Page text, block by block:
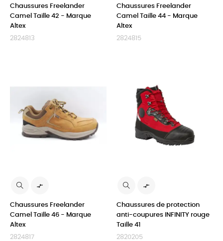
Chaussures Freelander
Camel Taille 42 - Marque
Altex
2824813
Chaussures Freelander
Camel Taille 44 - Marque
Altex
2824815

Chaussures Freelander
Camel Taille 46 - Marque
Altex
2824817

Chaussures de protection
anti-coupures INFINITY rouge
Taille 41
2820205